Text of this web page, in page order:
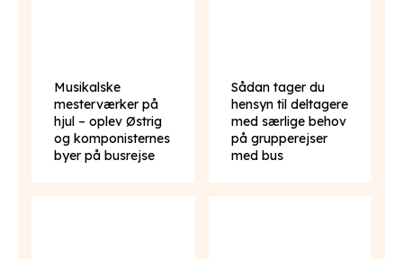
Musikalske
mesterværker på
hjul – oplev Østrig
og komponisternes
byer på busrejse
Sådan tager du
hensyn til deltagere
med særlige behov
på grupperejser
med bus